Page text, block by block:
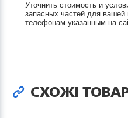
Уточнить стоимость и
запасных частей для
телефонам указанным на
СХОЖІ